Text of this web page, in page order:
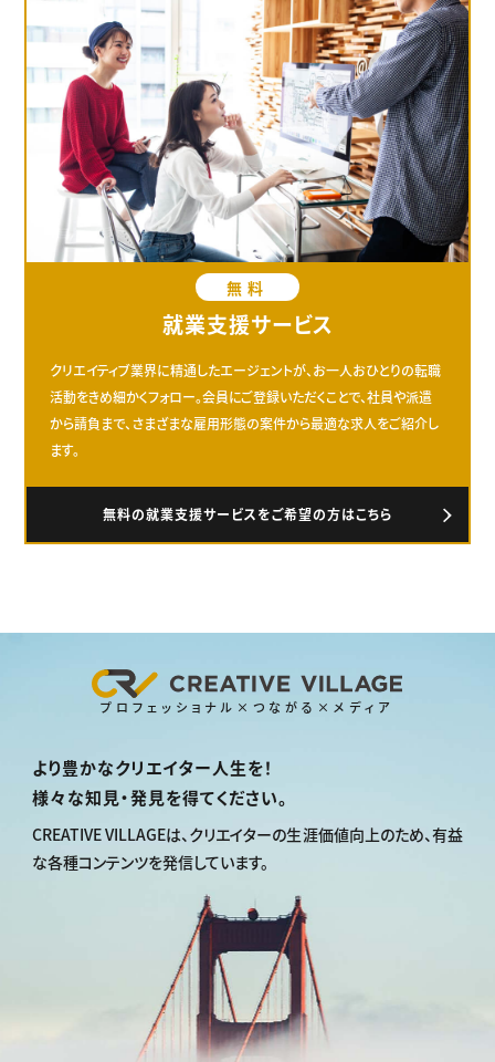
無料
就業支援サービス
クリエイティブ業界に精通したエージェントが、お一人おひとりの転職
活動をきめ細かくフォロー。会員にご登録いただくことで、社員や派遣
から請負まで、さまざまな雇用形態の案件から最適な求人をご紹介し
ます。
無料の就業支援サービスをご希望の方はこちら
プロフェッショナル×つながる×メディア
より豊かなクリエイター人生を！
様々な知見・発見を得てください。
CREATIVE VILLAGEは、 クリエイターの生涯価値向上のため、有益
な各種コンテンツを発信しています。